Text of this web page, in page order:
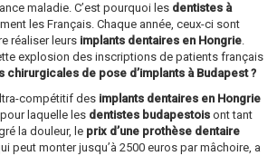
maladie. C’est pourquoi les dentistes à
les Français. Chaque année, ceux-ci sont
réaliser leurs implants dentaires en Hongrie.
explosion des inscriptions de patients français
chirurgicales de pose d’implants à Budapest ?
compétitif des implants dentaires en Hongrie
laquelle les dentistes budapestois ont tant
la douleur, le prix d’une prothèse dentaire
peut monter jusqu’à 2500 euros par mâchoire, a